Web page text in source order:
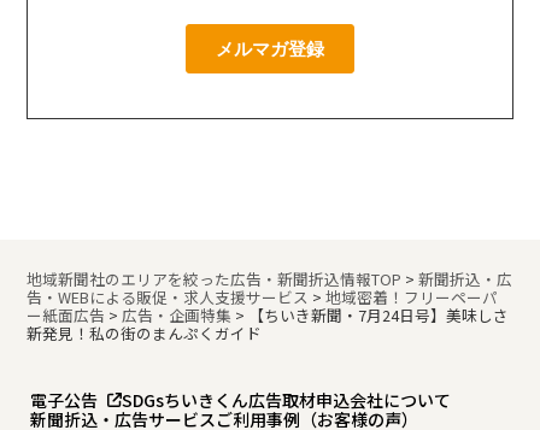
地域新聞社のエリアを絞った広告・新聞折込情報TOP >新聞折込・広
告・WEBによる販促・求人支援サービス >地域密着！フリーペーパ
ー紙面広告 >広告・企画特集 > 【ちいき新聞・7月24日号】美味しさ
新発見！私の街のまんぷくガイド
電子公告 SDGsちいきくん広告取材申込会社について
新聞折込・広告サービスご利用事例（お客様の声）